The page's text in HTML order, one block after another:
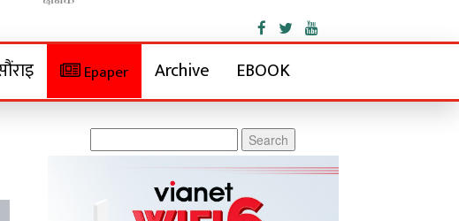
Epaper Archive EBOOK
for: